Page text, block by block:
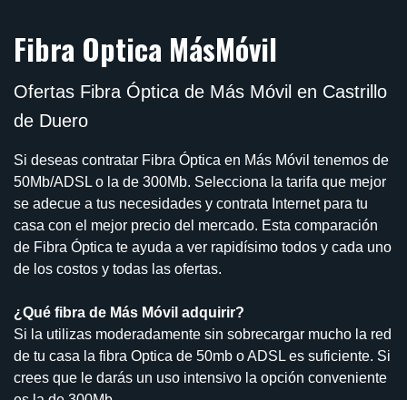
Fibra Optica MásMóvil
Ofertas Fibra Óptica de Más Móvil en Castrillo
de Duero
Si deseas contratar Fibra Óptica en Más Móvil tenemos de
50Mb/ADSL o la de 300Mb. Selecciona la tarifa que mejor
se adecue a tus necesidades y contrata Internet para tu
casa con el mejor precio del mercado. Esta comparación
de Fibra Óptica te ayuda a ver rapidísimo todos y cada uno
de los costos y todas las ofertas.
¿Qué fibra de Más Móvil adquirir?
Si la utilizas moderadamente sin sobrecargar mucho la red
de tu casa la fibra Optica de 50mb o ADSL es suficiente. Si
crees que le darás un uso intensivo la opción conveniente